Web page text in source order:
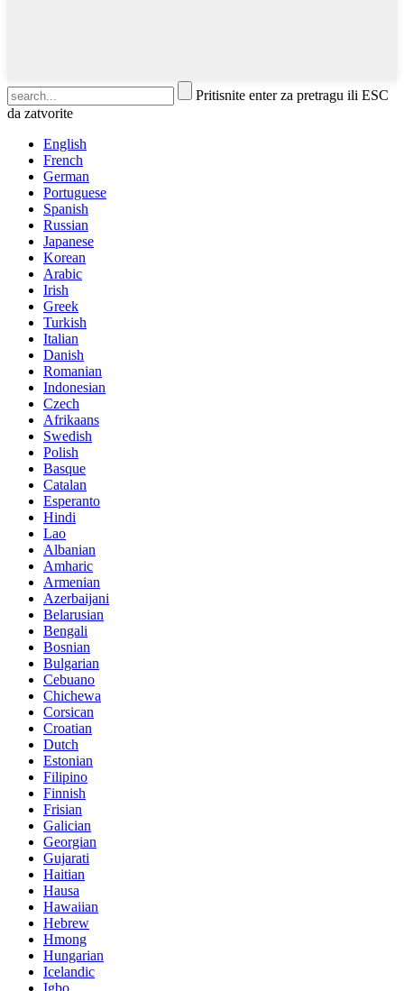
Pritisnite enter za pretragu ili ESC
da zatvorite
English
French
German
Portuguese
Spanish
Russian
Japanese
Korean
Arabic
Irish
Greek
Turkish
Italian
Danish
Romanian
Indonesian
Czech
Afrikaans
Swedish
Polish
Basque
Catalan
Esperanto
Hindi
Lao
Albanian
Amharic
Armenian
Azerbaijani
Belarusian
Bengali
Bosnian
Bulgarian
Cebuano
Chichewa
Corsican
Croatian
Dutch
Estonian
Filipino
Finnish
Frisian
Galician
Georgian
Gujarati
Haitian
Hausa
Hawaiian
Hebrew
Hmong
Hungarian
Icelandic